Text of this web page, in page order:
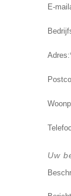
E-
Uw